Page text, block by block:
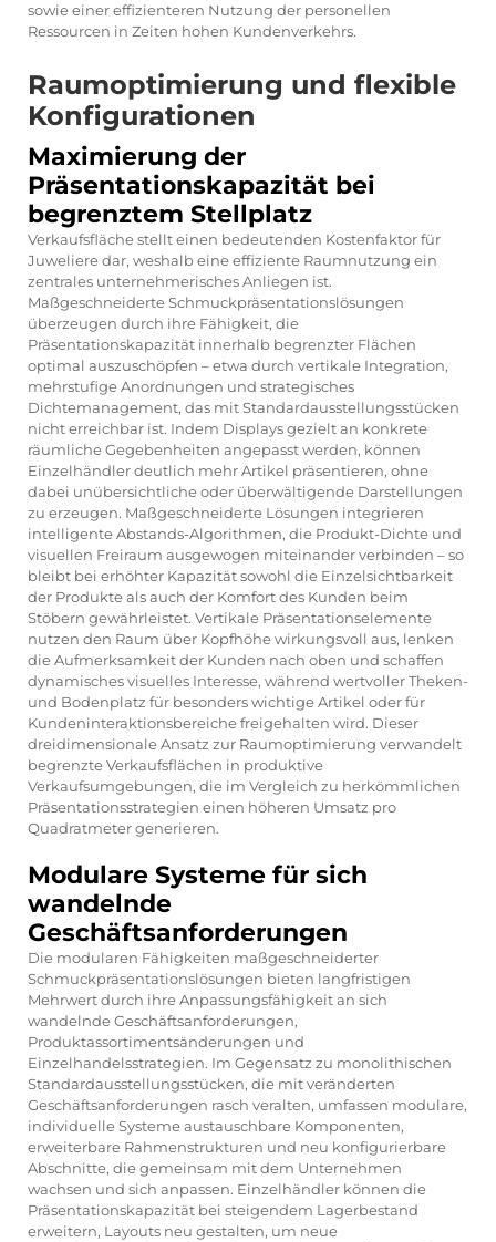
sowie einer effizienteren Nutzung der personellen
Ressourcen in Zeiten hohen Kundenverkehrs.
Raumoptimierung und flexible
Konfigurationen
Maximierung der
Präsentationskapazität bei
begrenztem Stellplatz
Verkaufsfläche stellt einen bedeutenden Kostenfaktor für
Juweliere dar, weshalb eine effiziente Raumnutzung ein
zentrales unternehmerisches Anliegen ist.
Maßgeschneiderte Schmuckpräsentationslösungen
überzeugen durch ihre Fähigkeit, die
Präsentationskapazität innerhalb begrenzter Flächen
optimal auszuschöpfen – etwa durch vertikale Integration,
mehrstufige Anordnungen und strategisches
Dichtemanagement, das mit Standardausstellungsstücken
nicht erreichbar ist. Indem Displays gezielt an konkrete
räumliche Gegebenheiten angepasst werden, können
Einzelhändler deutlich mehr Artikel präsentieren, ohne
dabei unübersichtliche oder überwältigende Darstellungen
zu erzeugen. Maßgeschneiderte Lösungen integrieren
intelligente Abstands-Algorithmen, die Produkt-Dichte und
visuellen Freiraum ausgewogen miteinander verbinden – so
bleibt bei erhöhter Kapazität sowohl die Einzelsichtbarkeit
der Produkte als auch der Komfort des Kunden beim
Stöbern gewährleistet. Vertikale Präsentationselemente
nutzen den Raum über Kopfhöhe wirkungsvoll aus, lenken
die Aufmerksamkeit der Kunden nach oben und schaffen
dynamisches visuelles Interesse, während wertvoller Theken-
und Bodenplatz für besonders wichtige Artikel oder für
Kundeninteraktionsbereiche freigehalten wird. Dieser
dreidimensionale Ansatz zur Raumoptimierung verwandelt
begrenzte Verkaufsflächen in produktive
Verkaufsumgebungen, die im Vergleich zu herkömmlichen
Präsentationsstrategien einen höheren Umsatz pro
Quadratmeter generieren.
Modulare Systeme für sich
wandelnde
Geschäftsanforderungen
Die modularen Fähigkeiten maßgeschneiderter
Schmuckpräsentationslösungen bieten langfristigen
Mehrwert durch ihre Anpassungsfähigkeit an sich
wandelnde Geschäftsanforderungen,
Produktassortimentsänderungen und
Einzelhandelsstrategien. Im Gegensatz zu monolithischen
Standardausstellungsstücken, die mit veränderten
Geschäftsanforderungen rasch veralten, umfassen modulare,
individuelle Systeme austauschbare Komponenten,
erweiterbare Rahmenstrukturen und neu konfigurierbare
Abschnitte, die gemeinsam mit dem Unternehmen
wachsen und sich anpassen. Einzelhändler können die
Präsentationskapazität bei steigendem Lagerbestand
erweitern, Layouts neu gestalten, um neue